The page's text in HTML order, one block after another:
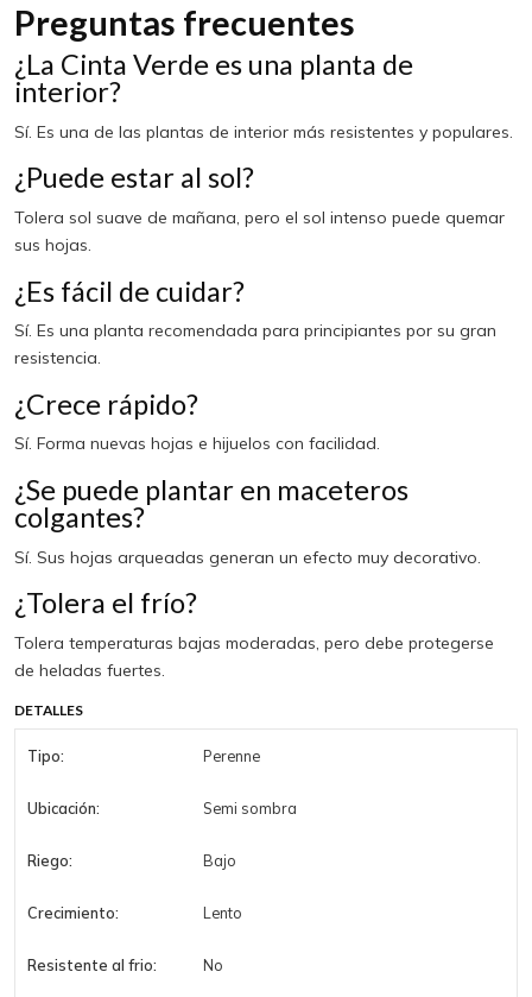
Preguntas frecuentes
¿La Cinta Verde es una planta de
interior?
Sí. Es una de las plantas de interior más resistentes y populares.
¿Puede estar al sol?
Tolera sol suave de mañana, pero el sol intenso puede quemar
sus hojas.
¿Es fácil de cuidar?
Sí. Es una planta recomendada para principiantes por su gran
resistencia.
¿Crece rápido?
Sí. Forma nuevas hojas e hijuelos con facilidad.
¿Se puede plantar en maceteros
colgantes?
Sí. Sus hojas arqueadas generan un efecto muy decorativo.
¿Tolera el frío?
Tolera temperaturas bajas moderadas, pero debe protegerse
de heladas fuertes.
DETALLES
Tipo: Perenne
Ubicación: Semi sombra
Riego: Bajo
Crecimiento: Lento
Resistente al frio: No